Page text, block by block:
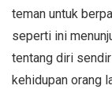
teman untuk
seperti ini
tentang diri
kehidupan orang